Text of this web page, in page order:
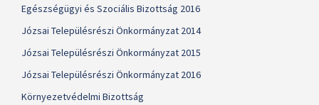
Egészségügyi és Szociális Bizottság 2016
Józsai Településrészi Önkormányzat 2014
Józsai Településrészi Önkormányzat 2015
Józsai Településrészi Önkormányzat 2016
Környezetvédelmi Bizottság